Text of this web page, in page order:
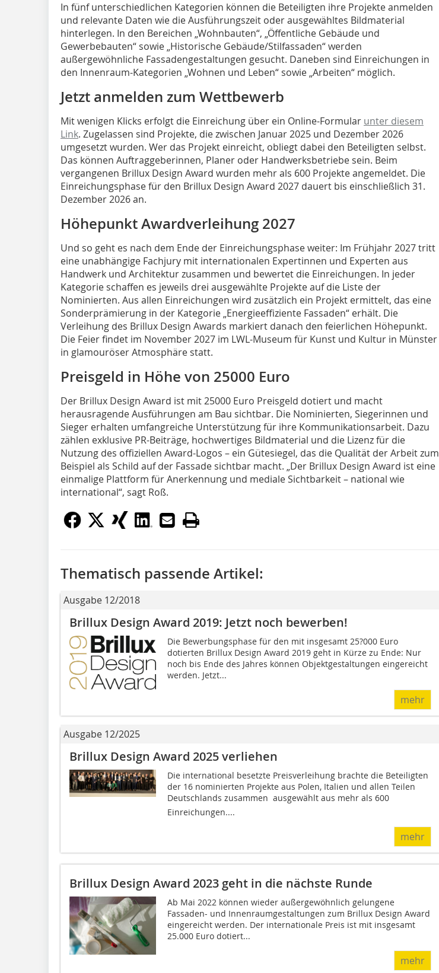
In fünf unterschiedlichen Kategorien können die Beteiligten ihre Projekte anmelden
und relevante Daten wie die Ausführungszeit oder ausgewähltes Bildmaterial
hinterlegen. In den Bereichen „Wohnbauten“, „Öffentliche Gebäude und
Gewerbebauten“ sowie „Historische Gebäude/Stilfassaden“ werden
außergewöhnliche Fassadengestaltungen gesucht. Daneben sind Einreichungen in
den Innenraum-Kategorien „Wohnen und Leben“ sowie „Arbeiten“ möglich.
Jetzt anmelden zum Wettbewerb
Mit wenigen Klicks erfolgt die Einreichung über ein Online-Formular unter diesem
Link. Zugelassen sind Projekte, die zwischen Januar 2025 und Dezember 2026
umgesetzt wurden. Wer das Projekt einreicht, obliegt dabei den Beteiligten selbst.
Das können Auftraggeberinnen, Planer oder Handwerksbetriebe sein. Beim
vergangenen Brillux Design Award wurden mehr als 600 Projekte angemeldet. Die
Einreichungsphase für den Brillux Design Award 2027 dauert bis einschließlich 31.
Dezember 2026 an.
Höhepunkt Awardverleihung 2027
Und so geht es nach dem Ende der Einreichungsphase weiter: Im Frühjahr 2027 tritt
eine unabhängige Fachjury mit internationalen Expertinnen und Experten aus
Handwerk und Architektur zusammen und bewertet die Einreichungen. In jeder
Kategorie schaffen es jeweils drei ausgewählte Projekte auf die Liste der
Nominierten. Aus allen Einreichungen wird zusätzlich ein Projekt ermittelt, das eine
Sonderprämierung in der Kategorie „Energieeffiziente Fassaden“ erhält. Die
Verleihung des Brillux Design Awards markiert danach den feierlichen Höhepunkt.
Die Feier findet im November 2027 im LWL-Museum für Kunst und Kultur in Münster
in glamouröser Atmosphäre statt.
Preisgeld in Höhe von 25000 Euro
Der Brillux Design Award ist mit 25000 Euro Preisgeld dotiert und macht
herausragende Ausführungen am Bau sichtbar. Die Nominierten, Siegerinnen und
Sieger erhalten umfangreiche Unterstützung für ihre Kommunikationsarbeit. Dazu
zählen exklusive PR-Beiträge, hochwertiges Bildmaterial und die Lizenz für die
Nutzung des offiziellen Award-Logos – ein Gütesiegel, das die Qualität der Arbeit zum
Beispiel als Schild auf der Fassade sichtbar macht. „Der Brillux Design Award ist eine
einmalige Plattform für Anerkennung und mediale Sichtbarkeit – national wie
international“, sagt Roß.
Thematisch passende Artikel:
Ausgabe 12/2018
Brillux Design Award 2019: Jetzt noch bewerben!
Die Bewerbungsphase für den mit insgesamt 25?000 Euro
dotierten Brillux Design Award 2019 geht in Kürze zu Ende: Nur
noch bis Ende des Jahres können Objektgestaltungen eingereicht
werden. Jetzt...
mehr
Ausgabe 12/2025
Brillux Design Award 2025 verliehen
Die international besetzte Preisverleihung brachte die Beteiligten
der 16 nominierten Projekte aus Polen, Italien und allen Teilen
Deutschlands zusammen  ausgewählt aus mehr als 600
Einreichungen....
mehr
Brillux Design Award 2023 geht in die nächste Runde
Ab Mai 2022 können wieder außergewöhnlich gelungene
Fassaden- und Innenraumgestaltungen zum Brillux Design Award
eingereicht werden. Der internationale Preis ist mit insgesamt
25.000 Euro dotiert...
mehr